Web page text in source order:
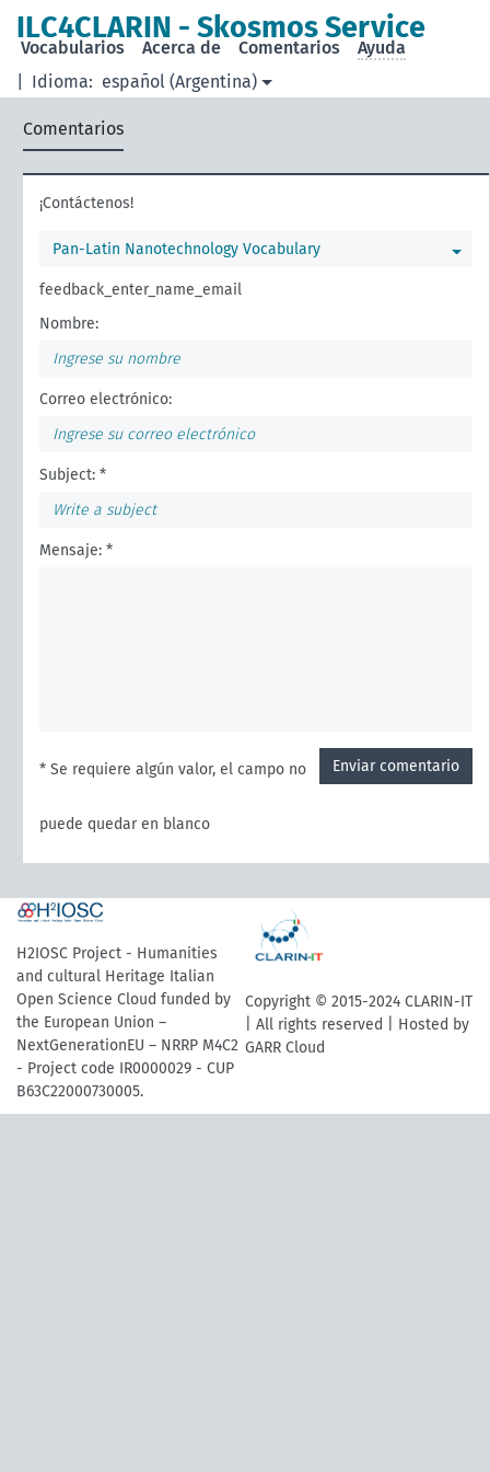
ILC4CLARIN - Skosmos Service
Idioma: español (Argentina)
Vocabularios Acerca de Comentarios Ayuda
Comentarios
¡Contáctenos!
Pan-Latin Nanotechnology Vocabulary
feedback_enter_name_email
Nombre:
Correo electrónico:
Subject: *
Mensaje: *
Enviar comentario
* Se requiere algún valor, el campo no
puede quedar en blanco
H2IOSC Project - Humanities
and cultural Heritage Italian
Open Science Cloud funded by
the European Union –
NextGenerationEU – NRRP M4C2
- Project code IR0000029 - CUP
B63C22000730005.
Copyright © 2015-2024 CLARIN-IT
| All rights reserved | Hosted by
GARR Cloud